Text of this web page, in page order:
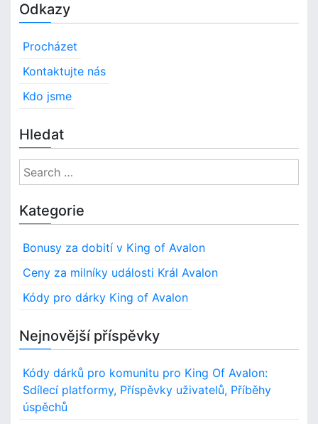
Odkazy
Procházet
Kontaktujte nás
Kdo jsme
Hledat
S
e
a
r
h
Kategorie
Bonusy za dobití v King of Avalon
Ceny za milníky události Král Avalon
Kódy pro dárky King of Avalon
Nejnovější příspěvky
Kódy dárků pro komunitu pro King Of Avalon:
Sdílecí platformy, Příspěvky uživatelů, Příběhy
úspěchů